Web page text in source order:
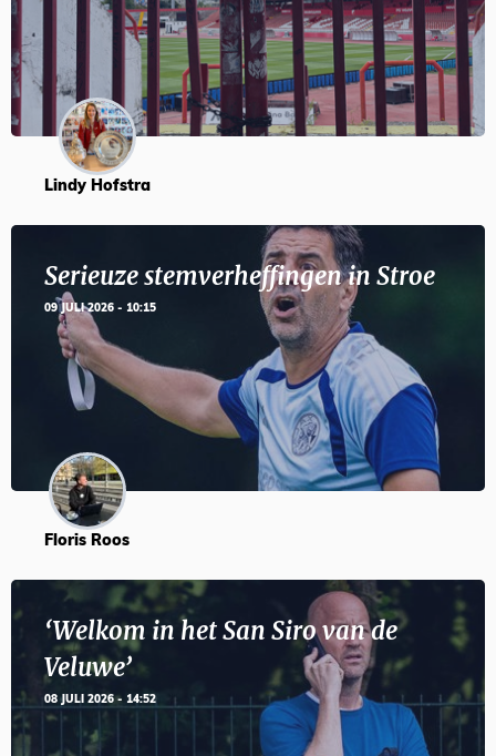
Lindy Hofstra
Serieuze stemverheffingen in Stroe
09 JULI 2026 - 10:15
Floris Roos
‘Welkom in het San Siro van de
Veluwe’
08 JULI 2026 - 14:52